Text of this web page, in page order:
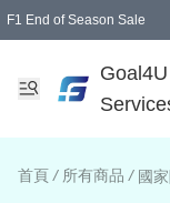
F1 End of Season Sale
首頁 / 所有商品 / 國